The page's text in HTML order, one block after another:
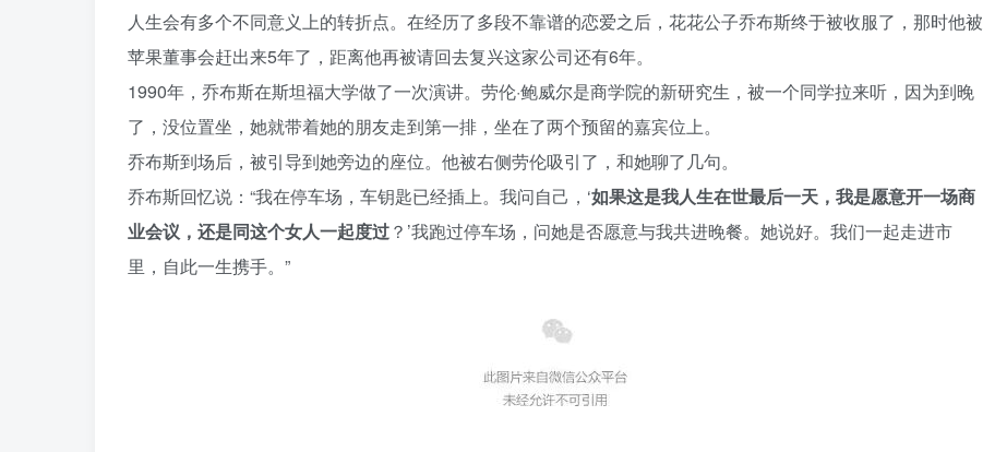
人生会有多个不同意义上的转折点。在经历了多段不靠谱的恋爱之后，花花公子乔布斯终于被收服了，那时他被
苹果董事会赶出来5年了，距离他再被请回去复兴这家公司还有6年。
1990年，乔布斯在斯坦福大学做了一次演讲。劳伦·鲍威尔是商学院的新研究生，被一个同学拉来听，因为到晚
了，没位置坐，她就带着她的朋友走到第一排，坐在了两个预留的嘉宾位上。
乔布斯到场后，被引导到她旁边的座位。他被右侧劳伦吸引了，和她聊了几句。
乔布斯回忆说：“我在停车场，车钥匙已经插上。我问自己，‘如果这是我人生在世最后一天，我是愿意开一场商
业会议，还是同这个女人一起度过？’我跑过停车场，问她是否愿意与我共进晚餐。她说好。我们一起走进市
里，自此一生携手。”